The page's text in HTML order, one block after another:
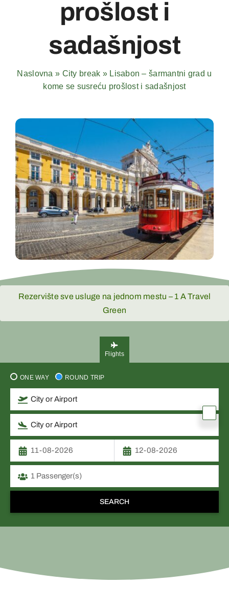
prošlost i
sadašnjost
Naslovna » City break » Lisabon – šarmantni grad u
kome se susreću prošlost i sadašnjost
Rezervište sve usluge na jednom mestu – 1 A Travel
Green
Flights
ONE WAY ROUND TRIP